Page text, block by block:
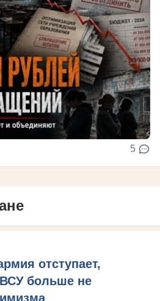
5
отступает,
больше не